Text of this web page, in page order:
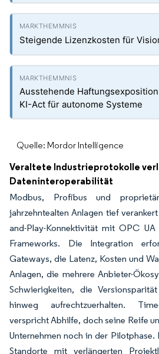
Steigende Lizenzkosten für
Ausstehende
KI-Act für autonome Systeme
Quelle: Mordor Intelligence
Veraltete Industrieprotokolle
Dateninteroperabilität
Modbus, Profibus und
jahrzehntealten Anlagen tief
and-Play-Konnektivität mit OPC
Frameworks. Die Integration
Gateways, die Latenz, Kosten und
Anlagen, die mehrere Anbieter-
Schwierigkeiten, die
hinweg aufrechtzuerhalten.
verspricht Abhilfe, doch seine Reife
Unternehmen noch in der
Standorte mit verlängerten